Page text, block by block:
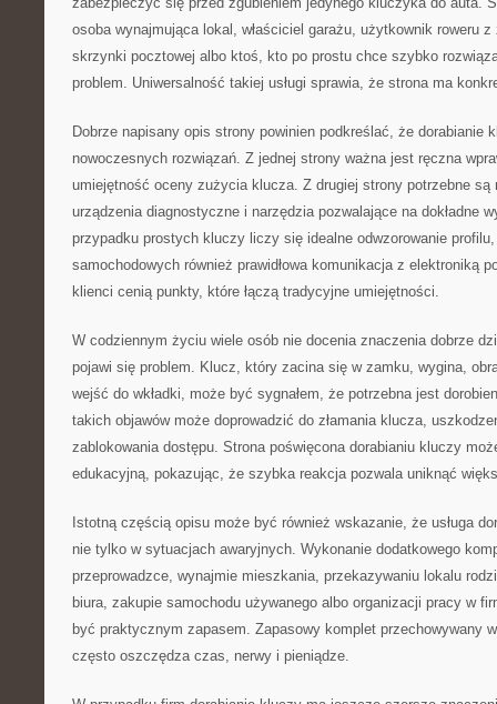
osoba wynajmująca lokal, właściciel garażu, użytkownik roweru
skrzynki pocztowej albo ktoś, kto po prostu chce szybko
problem. Uniwersalność takiej usługi sprawia, że strona ma
Dobrze napisany opis strony powinien podkreślać, że dorabianie
nowoczesnych rozwiązań. Z jednej strony ważna jest ręczna
umiejętność oceny zużycia klucza. Z drugiej strony potrzebne są
urządzenia diagnostyczne i narzędzia pozwalające na dokładne
przypadku prostych kluczy liczy się idealne odwzorowanie
samochodowych również prawidłowa komunikacja z elektroniką
klienci cenią punkty, które łączą tradycyjne umiejętności.
W codziennym życiu wiele osób nie docenia znaczenia dobrze
pojawi się problem. Klucz, który zacina się w zamku, wygina,
wejść do wkładki, może być sygnałem, że potrzebna jest
takich objawów może doprowadzić do złamania klucza,
zablokowania dostępu. Strona poświęcona dorabianiu kluczy
edukacyjną, pokazując, że szybka reakcja pozwala uniknąć
Istotną częścią opisu może być również wskazanie, że usługa
nie tylko w sytuacjach awaryjnych. Wykonanie dodatkowego
przeprowadzce, wynajmie mieszkania, przekazywaniu lokalu
biura, zakupie samochodu używanego albo organizacji pracy w
być praktycznym zapasem. Zapasowy komplet przechowywany
często oszczędza czas, nerwy i pieniądze.